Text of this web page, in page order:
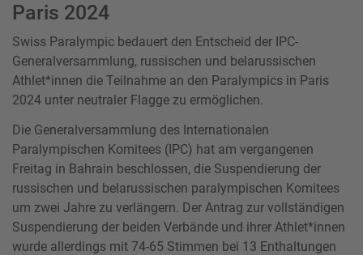
Paris 2024
Swiss Paralympic bedauert den Entscheid der IPC-
Generalversammlung, russischen und belarussischen
Athlet*innen die Teilnahme an den Paralympics in Paris
2024 unter neutraler Flagge zu ermöglichen.
Die Generalversammlung des Internationalen
Paralympischen Komitees (IPC) hat am vergangenen
Freitag in Bahrain beschlossen, die Suspendierung der
russischen und belarussischen paralympischen Komitees
um zwei Jahre zu verlängern. Der Antrag zur vollständigen
Suspendierung der beiden Verbände und ihrer Athlet*innen
wurde allerdings mit 74-65 Stimmen bei 13 Enthaltungen